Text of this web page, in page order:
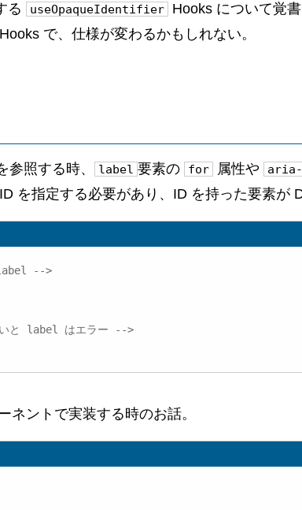
る useOpaqueIdentifier
Hooks について覚
で、仕様が変わるかもしれない。
照する時、 label 要素の for 属性や
を指定する必要があり、ID を持った要素が
label -->
と label はエラー -->
ネントで実装する時のお話。